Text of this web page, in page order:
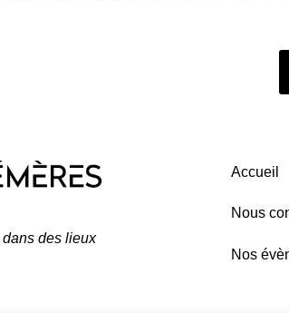
des lieux
Accueil
Nous
Nos